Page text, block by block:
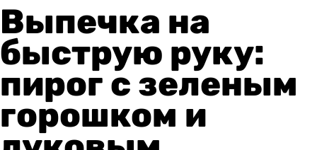
Выпечка на
быструю руку:
пирог с зеленым
горошком и